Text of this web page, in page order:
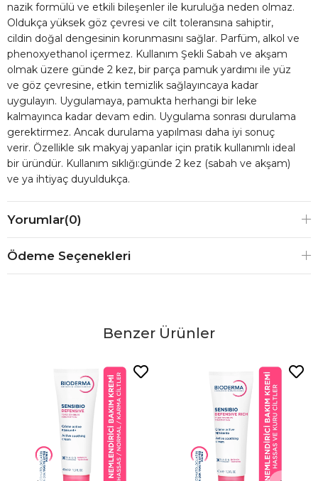
nazik formülü ve etkili bileşenler ile kuruluğa neden olmaz.
Oldukça yüksek göz çevresi ve cilt toleransına sahiptir,
cildin doğal dengesinin korunmasını sağlar. Parfüm, alkol ve
phenoxyethanol içermez. Kullanım Şekli Sabah ve akşam
olmak üzere günde 2 kez, bir parça pamuk yardımı ile yüz
ve göz çevresine, etkin temizlik sağlayıncaya kadar
uygulayın. Uygulamaya, pamukta herhangi bir leke
kalmayınca kadar devam edin. Uygulama sonrası durulama
gerektirmez. Ancak durulama yapılması daha iyi sonuç
verir. Özellikle sık makyaj yapanlar için pratik kullanımlı ideal
bir üründür. Kullanım sıklığı:günde 2 kez (sabah ve akşam)
ve ya ihtiyaç duyuldukça.
Yorumlar(0)
Ödeme Seçenekleri
Benzer Ürünler